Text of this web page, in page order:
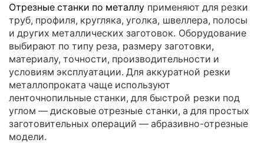
Отрезные станки по металлу применяют для резки
труб, профиля, кругляка, уголка, швеллера, полосы
и других металлических заготовок. Оборудование
выбирают по типу реза, размеру заготовки,
материалу, точности, производительности и
условиям эксплуатации. Для аккуратной резки
металлопроката чаще используют
ленточнопильные станки, для быстрой резки под
углом — дисковые отрезные станки, а для простых
заготовительных операций — абразивно-отрезные
модели.